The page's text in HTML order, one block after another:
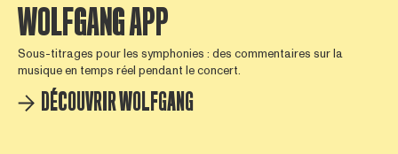
WOLFGANG APP
Sous-titrages pour les symphonies : des commentaires sur la
musique en temps réel pendant le concert.
DÉCOUVRIR WOLFGANG